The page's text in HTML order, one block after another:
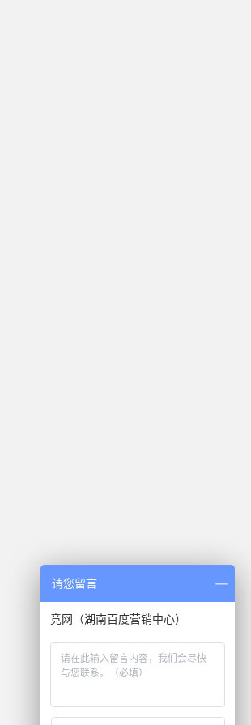
请您留言
竞网（湖南百度营销中心）